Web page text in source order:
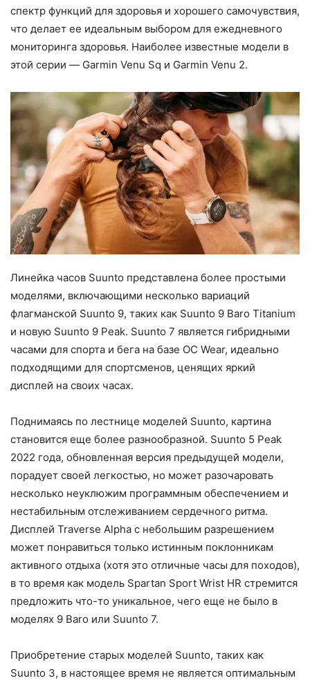
спектр функций для здоровья и хорошего самочувствия,
что делает ее идеальным выбором для ежедневного
мониторинга здоровья. Наиболее известные модели в
этой серии — Garmin Venu Sq и Garmin Venu 2.
Линейка часов Suunto представлена более простыми
моделями, включающими несколько вариаций
флагманской Suunto 9, таких как Suunto 9 Baro Titanium
и новую Suunto 9 Peak. Suunto 7 является гибридными
часами для спорта и бега на базе ОС Wear, идеально
подходящими для спортсменов, ценящих яркий
дисплей на своих часах.
Поднимаясь по лестнице моделей Suunto, картина
становится еще более разнообразной. Suunto 5 Peak
2022 года, обновленная версия предыдущей модели,
порадует своей легкостью, но может разочаровать
несколько неуклюжим программным обеспечением и
нестабильным отслеживанием сердечного ритма.
Дисплей Traverse Alpha с небольшим разрешением
может понравиться только истинным поклонникам
активного отдыха (хотя это отличные часы для походов),
в то время как модель Spartan Sport Wrist HR стремится
предложить что-то уникальное, чего еще не было в
моделях 9 Baro или Suunto 7.
Приобретение старых моделей Suunto, таких как
Suunto 3, в настоящее время не является оптимальным